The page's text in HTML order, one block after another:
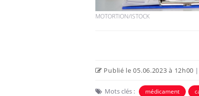
MOTORTION/ISTOCK
Publié le 05.06.2023 à 12h00
Mots clés : médicament